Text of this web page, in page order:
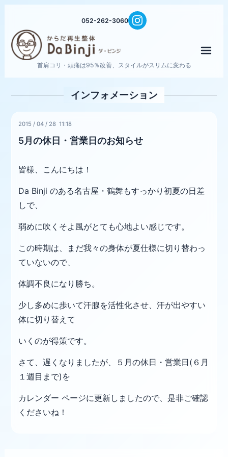
052-262-3060
首肩コリ・頭痛は95％改善、スタイルがスリムに変わる
インフォメーション
2015 /04 / 28 11:18
5月の休日・営業日のお知らせ
皆様、こんにちは！
Da Binji のある名古屋・鶴舞もすっかり初夏の日差
しで、
弱めに吹くそよ風がとても心地よい感じです。
この時期は、まだ我々の身体が夏仕様に切り替わっ
ていないので、
体調不良になり勝ち。
少し多めに歩いて汗腺を活性化させ、汗が出やすい
体に切り替えて
いくのが得策です。
さて、遅くなりましたが、５月の休日・営業日(６月
１週目まで)を
カレンダー ページに更新しましたので、是非ご確認
くださいね！